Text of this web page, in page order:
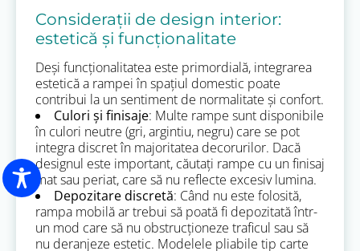
Considerații de design interior:
estetică și funcționalitate
Deși funcționalitatea este primordială, integrarea
estetică a rampei în spațiul domestic poate
contribui la un sentiment de normalitate și confort.
Culori și finisaje: Multe rampe sunt disponibile
în culori neutre (gri, argintiu, negru) care se pot
integra discret în majoritatea decorurilor. Dacă
designul este important, căutați rampe cu un finisaj
mat sau periat, care să nu reflecte excesiv lumina.
Depozitare discretă: Când nu este folosită,
rampa mobilă ar trebui să poată fi depozitată într-
un mod care să nu obstrucționeze traficul sau să
nu deranjeze estetic. Modelele pliabile tip carte